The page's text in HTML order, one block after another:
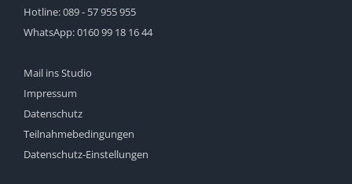
Hotline:089 - 57 955 955
WhatsApp:0160 99 18 16 44
Mail ins Studio
Impressum
Datenschutz
Teilnahmebedingungen
Datenschutz-Einstellungen